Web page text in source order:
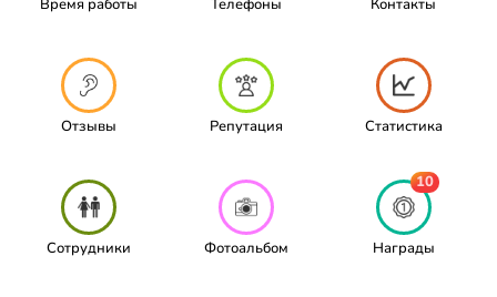
Отзывы Репутация Статистика
Сотрудники Фотоальбом
10
Награды